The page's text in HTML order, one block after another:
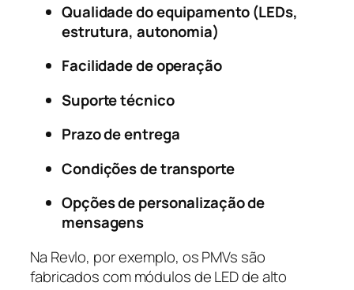
Qualidade do equipamento (LEDs,
estrutura, autonomia)
Facilidade de operação
Suporte técnico
Prazo de entrega
Condições de transporte
Opções de personalização de
mensagens
Na Revlo, por exemplo, os PMVs são
fabricados com módulos de LED de alto